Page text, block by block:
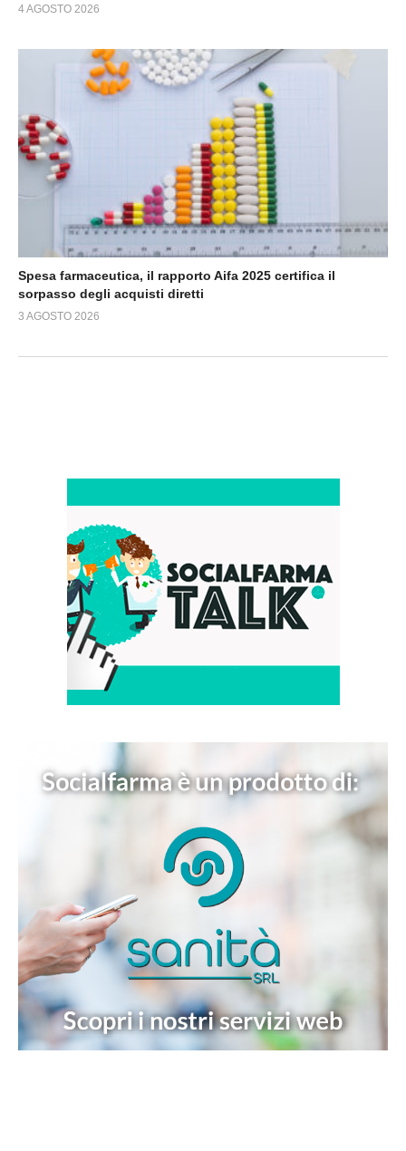
4 AGOSTO 2026
Spesa farmaceutica, il rapporto Aifa 2025 certifica il
sorpasso degli acquisti diretti
3 AGOSTO 2026